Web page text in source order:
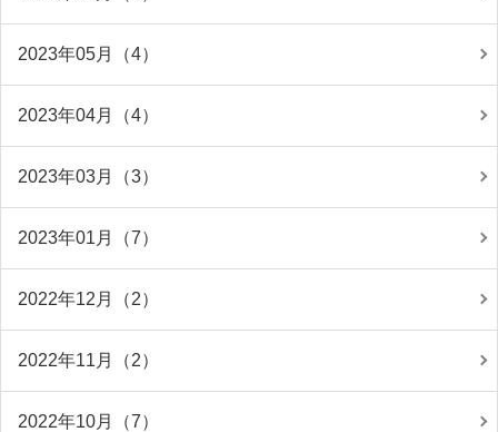
2023年05月（4）
2023年04月（4）
2023年03月（3）
2023年01月（7）
2022年12月（2）
2022年11月（2）
2022年10月（7）